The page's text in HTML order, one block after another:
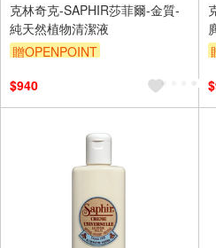
克林奇克-SAPHIR莎菲爾-金質-
純天然植物清潔液
贈OPENPOINT
$940